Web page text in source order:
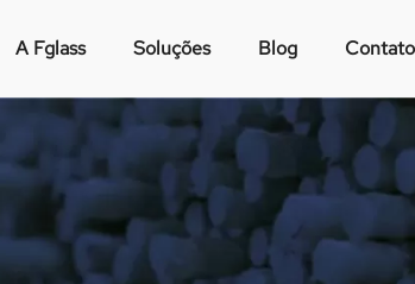
A Fglass Soluções Blog Contato